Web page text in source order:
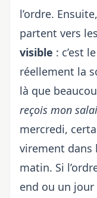
l’ordre.
partent vers
visible : c’est
réellement la
là que
reçois mon
mercredi,
virement dans
matin. Si
end ou un jour